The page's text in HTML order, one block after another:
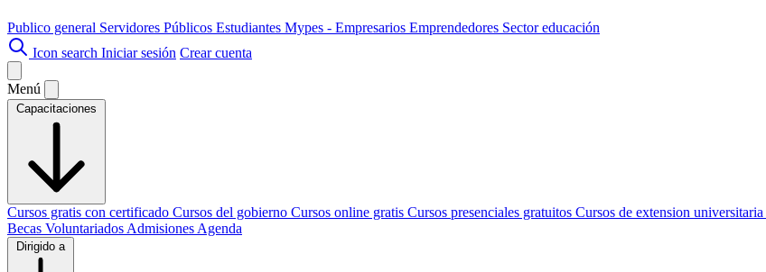
Publico general Servidores Públicos Estudiantes Mypes - Empresarios Emprendedores Sector educación
Icon search Iniciar sesión Crear cuenta
Menú
Capacitaciones
Cursos gratis con certificado Cursos del gobierno Cursos online gratis Cursos presenciales gratuitos Cursos de extension universitaria
Becas Voluntariados Admisiones Agenda
Dirigido a